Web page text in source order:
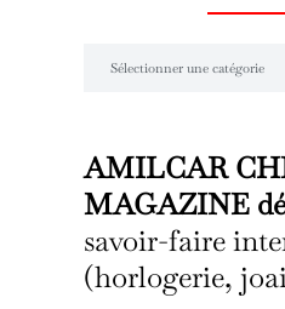
AMILCAR
MAGAZINE
savoir-faire
(horlogerie,